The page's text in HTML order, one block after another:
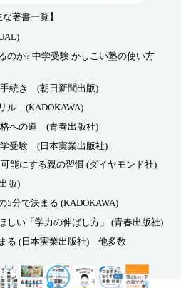
な著書一覧】
のか? 中学受験 かしこい塾の使い方
手続き (朝日新聞出版)
ル (KADOKAWA)
格への道 (青春出版社)
学受験 (日本実業出版社)
能にする親の習慣 (ダイヤモンド社)
版)
5分で決まる (KADOKAWA)
しい「学力の伸ばし方」 (青春出版社)
る (日本実業出版社) 他多数